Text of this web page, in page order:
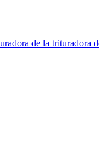
de la